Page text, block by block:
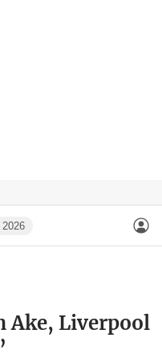
Ake, Liverpool